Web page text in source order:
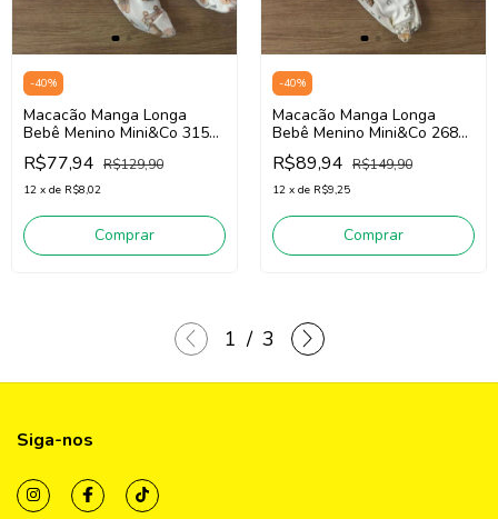
-40%
Macacão Manga Longa
Bebê Menino Mini&Co 3152
(Off White)
R$77,94 R$129,90
12 x de R$8,02
Comprar
-40%
Macacão Manga Longa
Bebê Menino Mini&Co 2684
(Off White)
R$89,94 R$149,90
12 x de R$9,25
Comprar
1 / 3
Siga-nos